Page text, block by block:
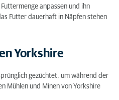
anpassen und ihn
Futter dauerhaft in Näpfen stehen
Yorkshire
gezüchtet, um während der
Mühlen und Minen von Yorkshire